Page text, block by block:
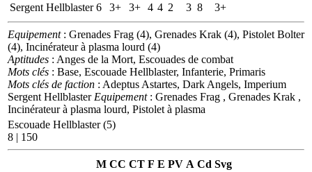
Sergent Hellblaster 6 3+ 3+ 4 4 2 3 8 3+
Equipement: Grenades Frag (4), Grenades Krak (4), Pistolet Bolter
(4), Incinérateur à plasma lourd (4)
Aptitudes : Anges de la Mort, Escouades de combat
Mots clés : Base, Escouade Hellblaster, Infanterie, Primaris
Mots clés de faction : Adeptus Astartes, Dark Angels, Imperium
Sergent Hellblaster Equipement: Grenades Frag , Grenades Krak ,
Incinérateur à plasma lourd, Pistolet à plasma
Escouade Hellblaster (5)
8 | 150
M CC CT F E PV A Cd Svg